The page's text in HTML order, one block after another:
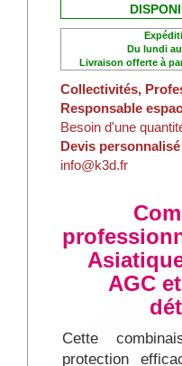
Du lundi
Livraison offerte à
Collectivités,
Responsable
Besoin d'une
Devis personnalisé
info@k3d.fr
AGC
Cette
protection